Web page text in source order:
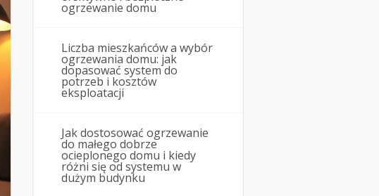
ogrzewanie domu
Liczba mieszkańców a wybór
ogrzewania domu: jak
dopasować system do
potrzeb i kosztów
eksploatacji
Jak dostosować ogrzewanie
do małego dobrze
ocieplonego domu i kiedy
różni się od systemu w
dużym budynku